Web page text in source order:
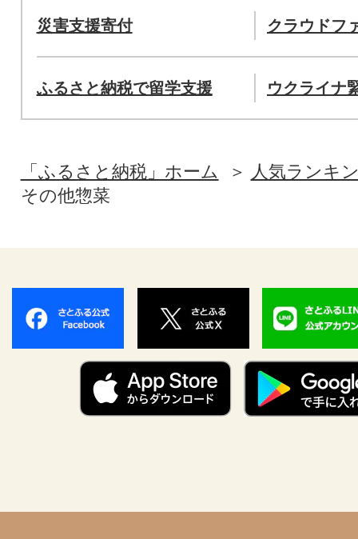
災害支援寄付 クラウドフ
ふるさと納税で留学支援 ウクライナ
「ふるさと納税」ホーム
人気ランキ
その他惣菜